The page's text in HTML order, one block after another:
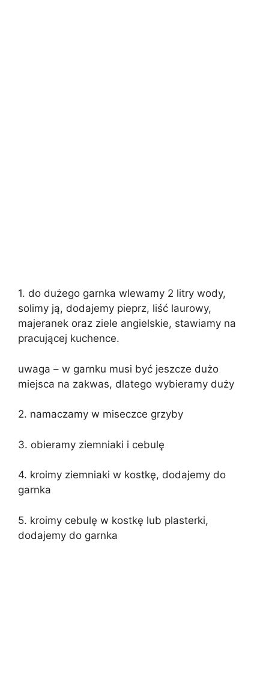
1. do dużego garnka wlewamy 2 litry wody,
solimy ją, dodajemy pieprz, liść laurowy,
majeranek oraz ziele angielskie, stawiamy na
pracującej kuchence.
uwaga – w garnku musi być jeszcze dużo
miejsca na zakwas, dlatego wybieramy duży
2. namaczamy w miseczce grzyby
3. obieramy ziemniaki i cebulę
4. kroimy ziemniaki w kostkę, dodajemy do
garnka
5. kroimy cebulę w kostkę lub plasterki,
dodajemy do garnka